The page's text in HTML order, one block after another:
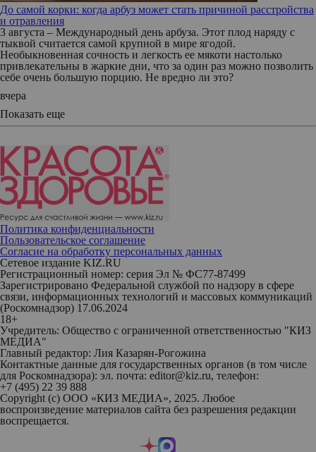
До самой корки: когда арбуз может стать причиной расстройства
и отравления
3 августа – Международный день арбуза. Этот плод наряду с
тыквой считается самой крупной в мире ягодой.
Необыкновенная сочность и легкость ее мякоти настолько
привлекательны в жаркие дни, что за один раз можно позволить
себе очень большую порцию. Не вредно ли это?
вчера
Показать еще
Политика конфиденциальности
Пользовательское соглашение
Согласие на обработку персональных данных
Сетевое издание KIZ.RU
Регистрационный номер: серия Эл № ФС77-87499
Зарегистрировано Федеральной службой по надзору в сфере
связи, информационных технологий и массовых коммуникаций
(Роскомнадзор) 17.06.2024
18+
Учредитель: Общество с ограниченной ответственностью "КИЗ
МЕДИА"
Главный редактор: Лия Казарян-Рогожина
Контактные данные для государственных органов (в том числе
для Роскомнадзора): эл. почта: editor@kiz.ru, телефон:
+7 (495) 22 39 888
Copyright (с) ООО «КИЗ МЕДИА», 2025. Любое
воспроизведение материалов сайта без разрешения редакции
воспрещается.